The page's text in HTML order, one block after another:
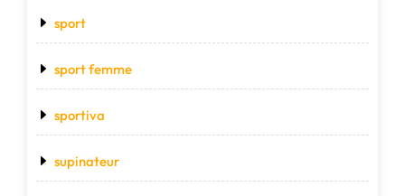
sport
sport femme
sportiva
supinateur